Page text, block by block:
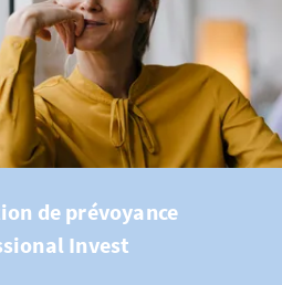
de prévoyance
Invest